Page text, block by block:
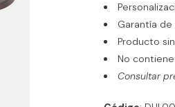
Garantía
Producto
No
Consultar